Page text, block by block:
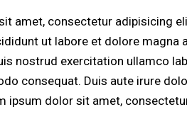
amet, consectetur adipisicing
ut labore et dolore magna
nostrud exercitation ullamco
consequat. Duis aute irure
ipsum dolor sit amet,